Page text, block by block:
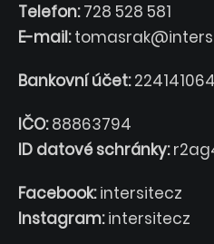
Telefon: 728 528 581
E-mail:
Bankovní účet:
IČO:88863794
ID datové schránky:
Facebook: intersitecz
Instagram: intersitecz